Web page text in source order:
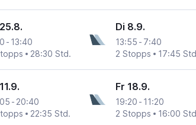
- 13:40
28:30 Std.
Di 8.9.
13:55 - 7:40
2 Stopps
17:45
- 20:40
22:35 Std.
Fr 18.9.
19:20 - 11:20
2 Stopps
16:00